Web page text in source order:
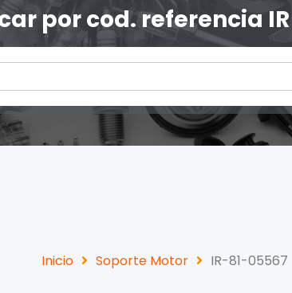
por cod. referencia IR
Inicio Soporte Motor IR-81-05567